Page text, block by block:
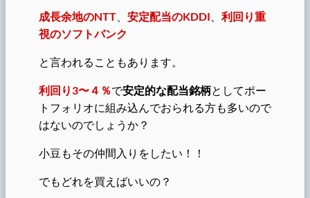
成長余地のNTT 安定配当のKDDI
利回り重
視のソフトバンク
と言われることもあります。
利回り3〜４％で安定的な配当銘柄としてポー
トフォリオに組み込んでおられる方も多いので
はないのでしょうか？
小豆もその仲間入りをしたい！！
でもどれを買えばいいの？